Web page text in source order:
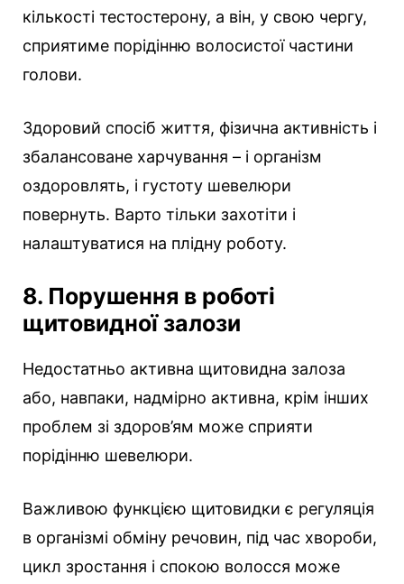
кількості тестостерону, а він, у свою чергу,
сприятиме порідінню волосистої частини
голови.
Здоровий спосіб життя, фізична активність і
збалансоване харчування – і організм
оздоровлять, і густоту шевелюри
повернуть. Варто тільки захотіти і
налаштуватися на плідну роботу.
8. Порушення в роботі
щитовидної залози
Недостатньо активна щитовидна залоза
або, навпаки, надмірно активна, крім інших
проблем зі здоров’ям може сприяти
порідінню шевелюри.
Важливою функцією щитовидки є регуляція
в організмі обміну речовин, під час хвороби,
цикл зростання і спокою волосся може